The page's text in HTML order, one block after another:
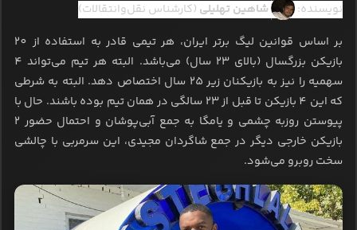
نویسنده: شاهین تهلیلی (کارشناس نقل‌وانتقالات)
بر اساس قوانین لیگ برتر ایران، هر تیمی قادر به استفاده از 20
بازیکن بزرگسال (بالای 23 سال) می‌باشد. البته هر تیم می‌تواند 4
سهمیه را نیز به بازیکنان زیر 25 سال اختصاص دهد. البته به شرطی
که این 4 بازیکن تا قبل از 23 سالگی در همان تیم بوده باشند. حال با
پیوستن روزبه چشمی و یامگا به جمع آبی‌پوشان و احتمال حضور 2
بازیکن خارجی دیگر در جمع شاگردان مجیدی، این سرمربی با چالشی
سخت روبرو می‌شود.